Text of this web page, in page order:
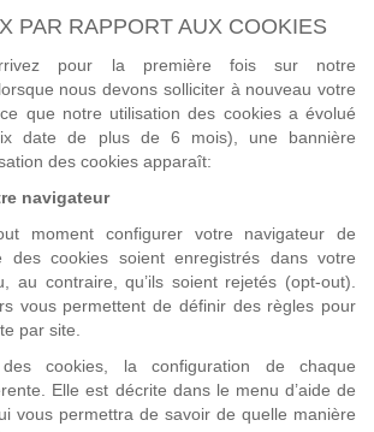
PAR RAPPORT AUX COOKIES
pour la première fois sur notre
nous devons solliciter à nouveau votre
que notre utilisation des cookies a évolué
date de plus de 6 mois), une bannière
des cookies apparaît:
navigateur
moment configurer votre navigateur de
cookies soient enregistrés dans votre
au contraire, qu’ils soient rejetés (opt-out).
vous permettent de définir des règles pour
par site.
cookies, la configuration de chaque
Elle est décrite dans le menu d’aide de
vous permettra de savoir de quelle manière